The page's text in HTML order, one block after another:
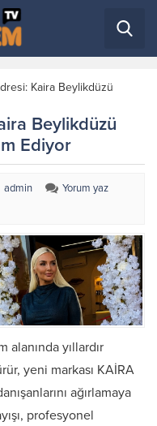
Kaira Beylikdüzü
Beylikdüzü
Ediyor
admin
Yorum yaz
alanında yıllardır
yeni markası KAİRA
ağırlamaya
profesyonel